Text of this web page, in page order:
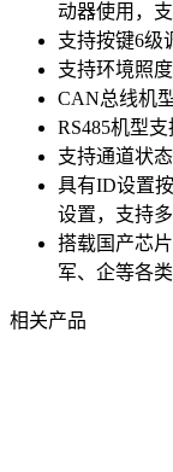
动器使用，
支持按键6级
支持环境照
CAN总线机
RS485机型支
支持通道状
具有ID设置
设置，支持
搭载国产芯
军、企等各
相关产品